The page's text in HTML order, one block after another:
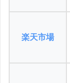
楽天市場